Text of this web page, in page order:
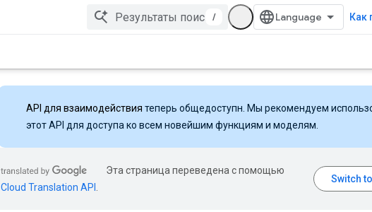
/ Как
API для взаимодействия теперь общедоступн. Мы рекомендуем
этот API для доступа ко всем новейшим функциям и моделям.
Эта страница переведена с помощью
Cloud Translation API